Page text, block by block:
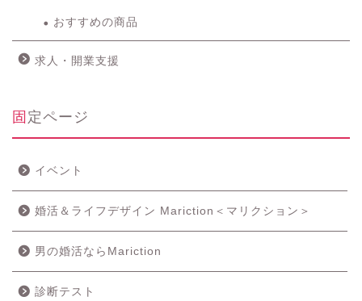
おすすめの商品
求人・開業支援
固定ページ
イベント
婚活＆ライフデザイン Mariction＜マリクション＞
男の婚活ならMariction
診断テスト